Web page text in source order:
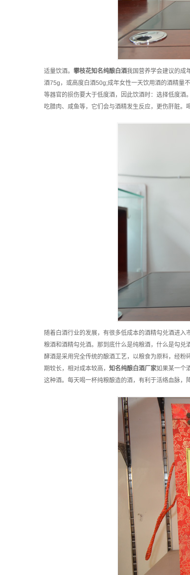
适量饮酒。 攀枝花知名纯酿白酒我国营养学会建议的成
酒75g，或高度白酒50g;成年女性一天饮用酒的酒精量
等器官的损伤要大于低度酒，因此饮酒时：选择低度
吃腊肉、咸鱼等，它们会与酒精发生反应，更伤肝脏。
随着白酒行业的发展，有很多低成本的酒精勾兑酒进入
粮酒和酒精勾兑酒。那到底什么是纯粮酒，什么是勾兑
酵酒是采用完全传统的酿酒工艺，以粮食为原料，经
期较长，相对成本较高， 知名纯酿白酒厂家如果某一个
这种酒。每天喝一杯纯粮酿造的酒，有利于活络血脉，